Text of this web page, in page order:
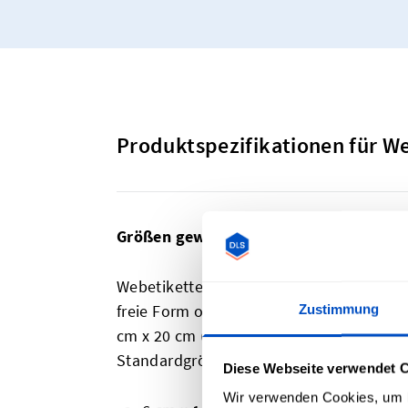
Zustimmung
Diese Webseite verwendet
Wir verwenden Cookies,
Produktspezifikationen für
Größen gewebter Etiketten
Webetiketten können in fast jeder
freie Form oder ein Rechteck von 0,8 cm
cm x 20 cm (7.87" x 7.87") hoch. Unser
Standardgrößen an: